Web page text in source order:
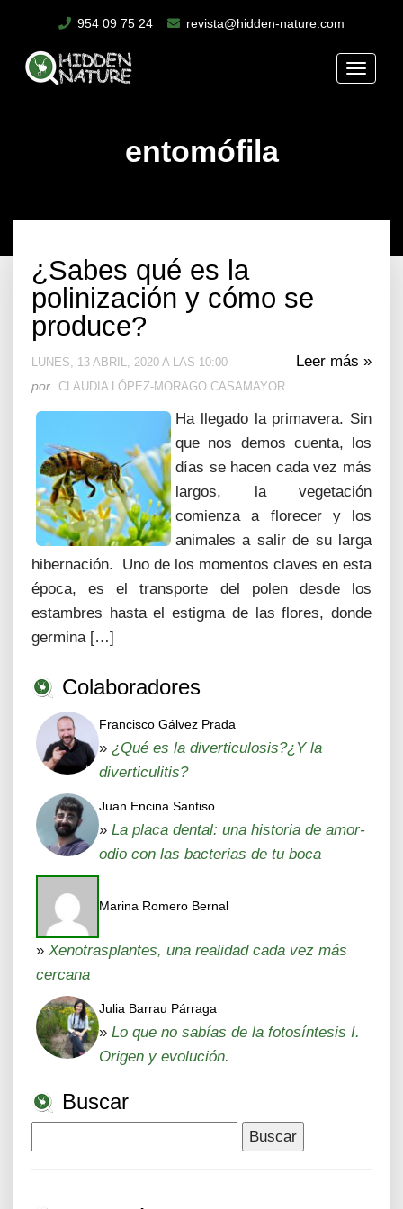
954 09 75 24 revista@hidden-nature.com
Toggle
entomófila
¿Sabes qué es la
polinización y cómo se
produce?
Leer más »
LUNES, 13 ABRIL, 2020 A LAS 10:00
por CLAUDIA LÓPEZ-MORAGO CASAMAYOR
Ha llegado la primavera. Sin
que nos demos cuenta, los
días se hacen cada vez más
largos, la vegetación
comienza a florecer y los
animales a salir de su larga
hibernación. Uno de los momentos claves en esta
época, es el transporte del polen desde los
estambres hasta el estigma de las flores, donde
germina […]
Colaboradores
Francisco Gálvez Prada
» ¿Qué es la diverticulosis?¿Y la
diverticulitis?
Juan Encina Santiso
» La placa dental: una historia de amor-
odio con las bacterias de tu boca
Marina Romero Bernal
» Xenotrasplantes, una realidad cada vez más
cercana
Julia Barrau Párraga
» Lo que no sabías de la fotosíntesis I.
Origen y evolución.
Buscar